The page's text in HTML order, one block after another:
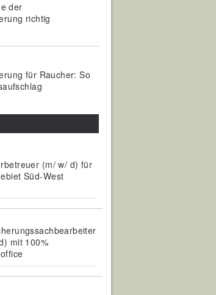
der
richtig
für Raucher: So
(m/ w/ d) für
Süd-West
mit 100%